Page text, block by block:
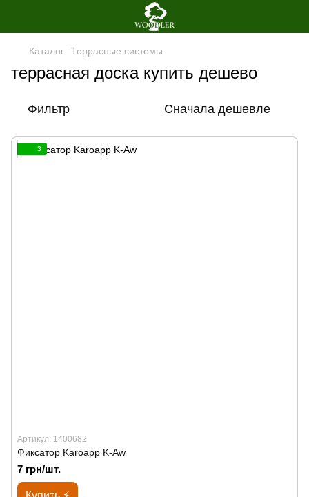
Каталог Террасные системы
террасная доска купить дешево
Фильтр Сначала дешевле
3
Артикул: 1400682
Фиксатор Karoapp K-Aw
7 грн/шт.